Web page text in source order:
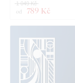
od 789 Kč
1 049 Kč